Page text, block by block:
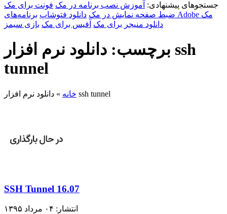
جستجوهای پیشنهادی: آموزش نصب برنامه در مک فونت برای مک
ضبط صفحه نمایش در مک دانلود فتوشاپ
برنامه‌های Adobe مک
دانلود منیجر برای مک آفیس برای مک بازی سیمز
برچسب: دانلود نرم افزار ssh
tunnel
خانه » دانلود نرم افزار ssh tunnel
SSH Tunnel 16.07
انتشار: ۰۴ مرداد ۱۳۹۵